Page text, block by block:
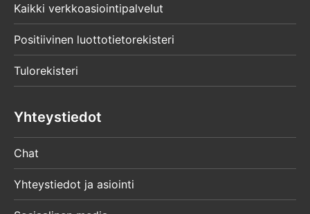
Kaikki verkkoasiointipalvelut
Positiivinen luottotietorekisteri
Tulorekisteri
Yhteystiedot
Chat
Yhteystiedot ja asiointi